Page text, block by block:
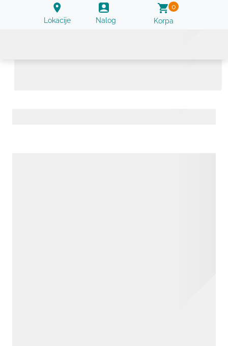
Lokacije Nalog Korpa
0